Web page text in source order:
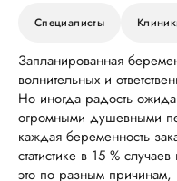
Специалисты
Запланированная
волнительных и
Но иногда радость
огромными душевными
каждая беременность
статистике в 15 %
это по разным причинам,